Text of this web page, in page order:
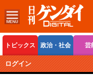
トピックス 政治・社会 芸
ボートレース
ログイン